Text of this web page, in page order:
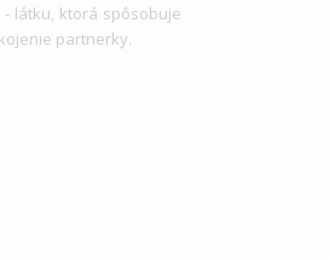
látku, ktorá spôsobuje
partnerky.